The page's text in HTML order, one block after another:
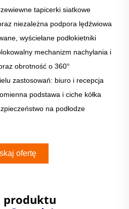
tapicerki siatkowe
niezależna podpora lędźwiowa
wyściełane podłokietniki
mechanizm nachylania i
obrotność o 360°
zastosowań: biuro i recepcja
podstawa i ciche kółka
na podłodze
ofertę
produktu